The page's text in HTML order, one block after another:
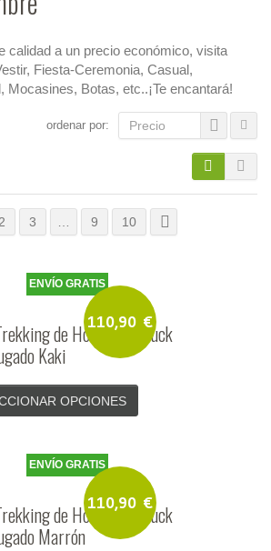
calidad a un precio económico, visita
Fiesta-Ceremonia, Casual,
Mocasines, Botas, etc..¡Te encantará!
ordenar por: Precio
2 3 9 10
110,90 €
ENVÍO GRATIS
de Hombre Nobuck
Kaki
OPCIONES
110,90 €
ENVÍO GRATIS
de Hombre Nobuck
Marrón